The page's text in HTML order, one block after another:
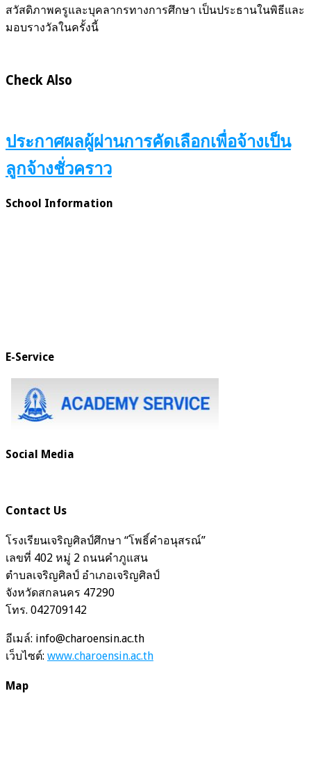
สวัสดิภาพครูและบุคลากรทางการศึกษา เป็นประธานในพิธีและ
มอบรางวัลในครั้งนี้
Check Also
ประกาศผลผู้ผ่านการคัดเลือกเพื่อจ้างเป็น
ลูกจ้างชั่วคราว
School Information
E-Service
Social Media
Contact Us
โรงเรียนเจริญศิลป์ศึกษา “โพธิ์คำอนุสรณ์”
เลขที่ 402 หมู่ 2 ถนนคำภูแสน
ตำบลเจริญศิลป์ อำเภอเจริญศิลป์
จังหวัดสกลนคร 47290
โทร. 042709142
อีเมล์: info@charoensin.ac.th
เว็บไซต์: www.charoensin.ac.th
Map